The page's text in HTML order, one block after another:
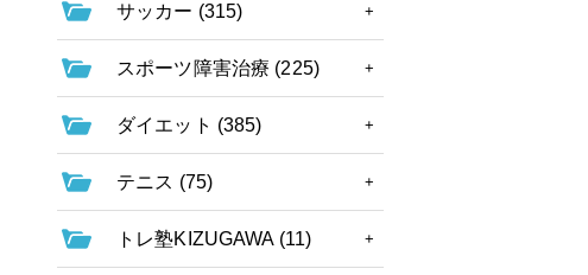
サッカー (315)
スポーツ障害治療 (225)
ダイエット (385)
テニス (75)
トレ塾KIZUGAWA (11)